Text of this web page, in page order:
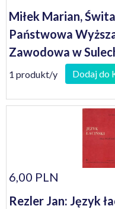
Miłek Marian,
Państwowa
Zawodowa w
Steinbarta po czasy
1 produkt/y Dodaj do
6,00 PLN
Rezler Jan: Język